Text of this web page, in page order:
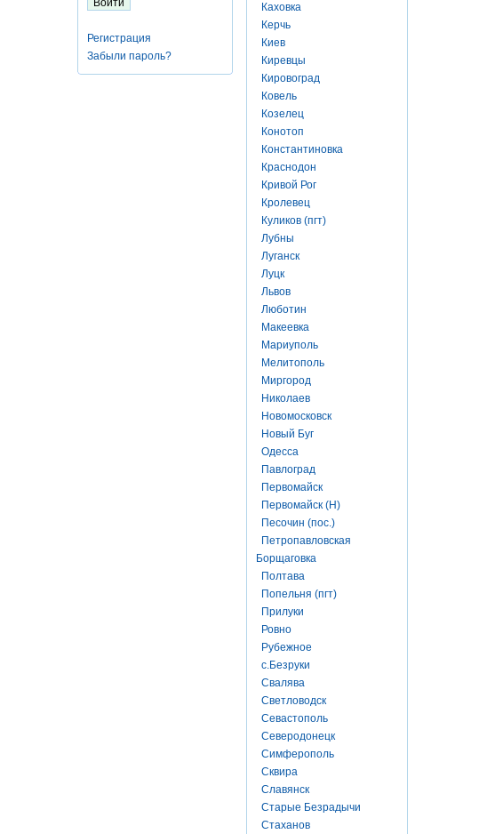
Регистрация
Забыли пароль?
Каховка
Керчь
Киев
Киревцы
Кировоград
Ковель
Козелец
Конотоп
Константиновка
Краснодон
Кривой Рог
Кролевец
Куликов (пгт)
Лубны
Луганск
Луцк
Львов
Люботин
Макеевка
Мариуполь
Мелитополь
Миргород
Николаев
Новомосковск
Новый Буг
Одесса
Павлоград
Первомайск
Первомайск (Н)
Песочин (пос.)
Петропавловская
Борщаговка
Полтава
Попельня (пгт)
Прилуки
Ровно
Рубежное
с.Безруки
Свалява
Светловодск
Севастополь
Северодонецк
Симферополь
Сквира
Славянск
Старые Безрадычи
Стаханов